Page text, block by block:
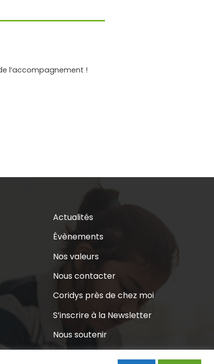
l’accompagnement !
Actualités
Évènements
Nos valeurs
Nous contacter
Coridys près de chez moi
S’inscrire à la Newsletter
Nous soutenir